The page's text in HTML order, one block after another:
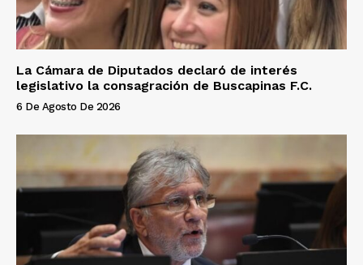
La Cámara de Diputados declaró de interés
legislativo la consagración de Buscapinas F.C.
6 De Agosto De 2026